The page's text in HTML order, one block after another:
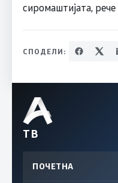
сиромаштијата,
СПОДЕЛИ:
ТВ
ПОЧЕТНА